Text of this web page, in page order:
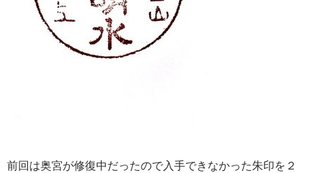
前回は奥宮が修復中だったので入手できなかった朱印を２